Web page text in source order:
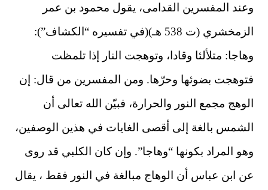
وعند المفسرين القدامى، يقول محمود بن عمر
الزمخشري (ت 538 هـ)(في تفسيره “الكشاف”):
وهاجا: متلألئا وقادا، وتوهجت النار إذا تلمظت
فتوهجت بضوئها وحرّها. ومن المفسرين من قال: إن
الوهج مجمع النور والحرارة، فبيّن الله تعالى أن
الشمس بالغة إلى أقصى الغايات في هذين الوصفين،
وهو المراد بكونها “وهاجا”. وإن كان الكلبي قد روى
عن ابن عباس أن الوهاج مبالغة في النور فقط ، يقال